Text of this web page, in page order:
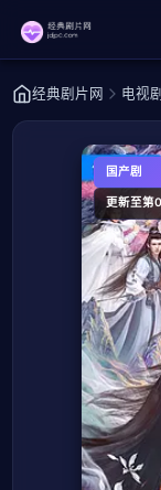
经典剧片网 电视剧
国产剧
更新至第